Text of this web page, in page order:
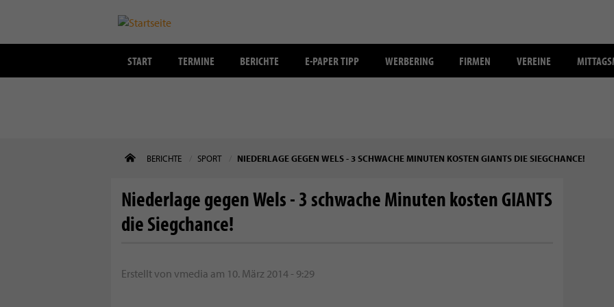
START TERMINE BERICHTE E-PAPER TIPP WERBERING FIRMEN VEREINE
BERICHTE SPORT NIEDERLAGE GEGEN WELS - 3 SCHWACHE MINUTEN KOSTEN GIANTS DIE SIEGCHANCE!
Niederlage gegen Wels - 3 schwache Minuten kosten GIANTS
die Siegchance!
Erstellt von vmedia am 10. März 2014 - 9:29